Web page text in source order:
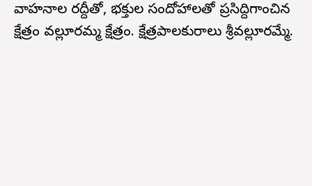
వాహనాల రద్దీతో, భక్తుల సందోహాలతో ప్రసిద్దిగాంచిన
క్షేత్రం వల్లూరమ్మ క్షేత్రం. క్షేత్రపాలకురాలు శ్రీవల్లూరమ్మే.